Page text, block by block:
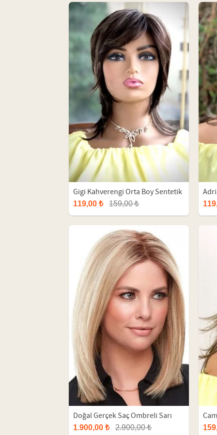
Gigi Kahverengi Orta Boy Sentetik
Peruk
119,00 ₺ 159,00 ₺
Doğal Gerçek Saç Ombreli Sarı
Orta Peruk
1.900,00 ₺ 2.900,00 ₺